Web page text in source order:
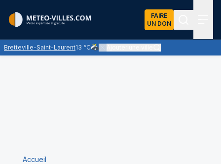
FAIRE
UN DON
Bretteville-Saint-Laurent13 °C
Risque de quelques averses de pluie,
Accueil